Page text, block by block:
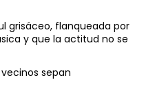
grisáceo, flanqueada por
y que la actitud no se
sepan